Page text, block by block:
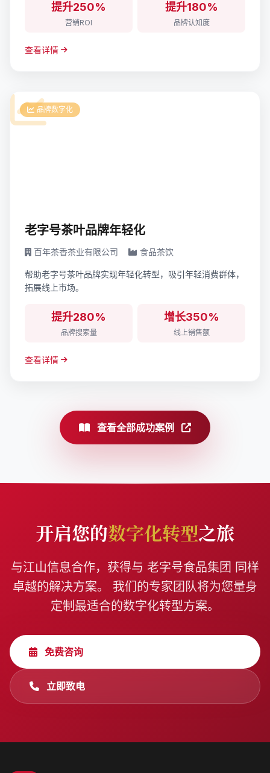
提升250%
营销ROI
提升180%
品牌认知度
查看详情
品牌数字化
老字号茶叶品牌年轻化
百年茶香茶业有限公司 食品茶饮
帮助老字号茶叶品牌实现年轻化转型，吸引年轻消费群体，
拓展线上市场。
提升280%
品牌搜索量
增长350%
线上销售额
查看详情
查看全部成功案例
开启您的数字化转型之旅
与江山信息合作，获得与 老字号食品集团 同样
卓越的解决方案。 我们的专家团队将为您量身
定制最适合的数字化转型方案。
免费咨询
立即致电